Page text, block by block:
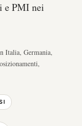
e PMI nei
Italia, Germania,